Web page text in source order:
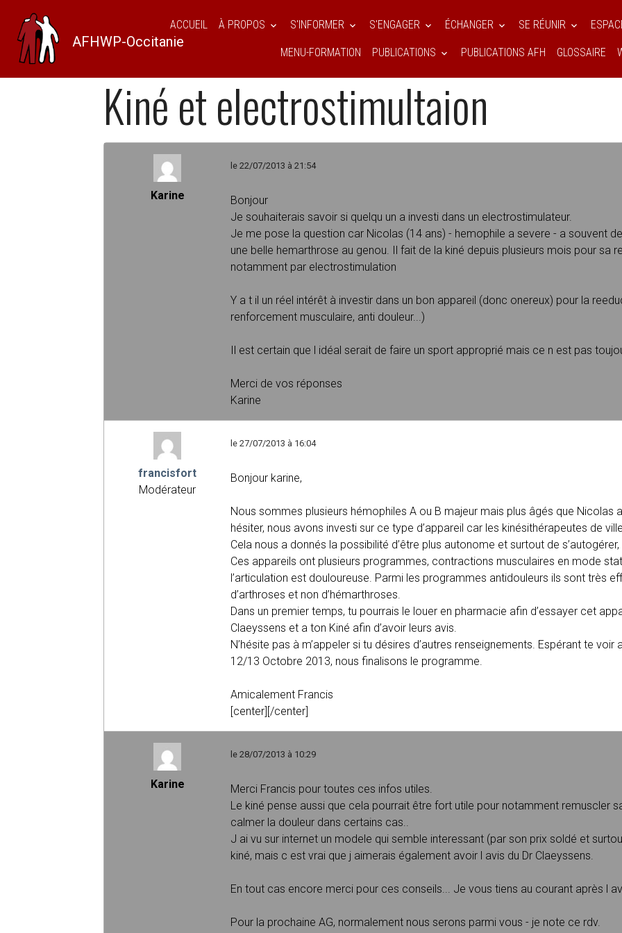
AFHWP-Occitanie
ACCUEIL À PROPOS S'INFORMER S'ENGAGER ÉCHANGER SE RÉUNIR
MENU-FORMATION PUBLICATIONS PUBLICATIONS AFH GLOSSAIRE
Kiné et electrostimultaion
Karine
le 22/07/2013 à 21:54
Bonjour
Je souhaiterais savoir si quelqu un a investi dans un electrostimulateur.
Je me pose la question car Nicolas (14 ans) - hemophile a severe - a souvent
une belle hemarthrose au genou. Il fait de la kiné depuis plusieurs mois pour sa
notamment par electrostimulation
Y a t il un réel intérêt à investir dans un bon appareil (donc onereux) pour la
renforcement musculaire, anti douleur...)
Il est certain que l idéal serait de faire un sport approprié mais ce n est pas
Merci de vos réponses
Karine
francisfort
Modérateur
le 27/07/2013 à 16:04
Bonjour karine,
Nous sommes plusieurs hémophiles A ou B majeur mais plus âgés que
hésiter, nous avons investi sur ce type d’appareil car les kinésithérapeutes de
Cela nous a donnés la possibilité d’être plus autonome et surtout de
Ces appareils ont plusieurs programmes, contractions musculaires en mode
l’articulation est douloureuse. Parmi les programmes antidouleurs ils sont très
d’arthroses et non d’hémarthroses.
Dans un premier temps, tu pourrais le louer en pharmacie afin d’essayer cet
Claeyssens et a ton Kiné afin d’avoir leurs avis.
N’hésite pas à m’appeler si tu désires d’autres renseignements. Espérant te
12/13 Octobre 2013, nous finalisons le programme.
Amicalement Francis
[center][/center]
Karine
le 28/07/2013 à 10:29
Merci Francis pour toutes ces infos utiles.
Le kiné pense aussi que cela pourrait être fort utile pour notamment remuscler
calmer la douleur dans certains cas..
J ai vu sur internet un modele qui semble interessant (par son prix soldé et
kiné, mais c est vrai que j aimerais également avoir l avis du Dr Claeyssens.
En tout cas encore merci pour ces conseils... Je vous tiens au courant après l
Pour la prochaine AG, normalement nous serons parmi vous - je note ce rdv.